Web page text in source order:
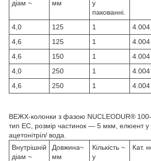
діам ~ мм
у
пакованні.
4,0
125 1
4,6
125 1
4,6
150 1
4,0
250 1
4,6
250 1
ВЕЖХ-колонки з фазою NUCLEODUR® 100-
тип EC, розмір частинок — 5 мкм, елюент
ацетонітріл/ вода.
Внутрішній
діам ~
Довжина~
мм
Кількість ~
у
Кат.